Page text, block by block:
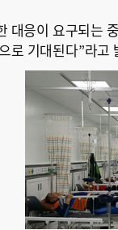
대응이 요구되는
로 기대된다”라고